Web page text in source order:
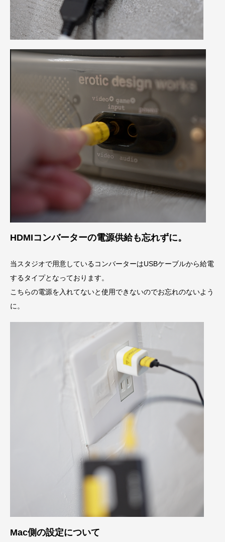
HDMIコンバーターの電源供給も忘れずに。
当スタジオで用意しているコンバーターはUSBケーブルから給電
するタイプとなっております。
こちらの電源を入れてないと使用できないのでお忘れのないよう
に。
Mac側の設定について